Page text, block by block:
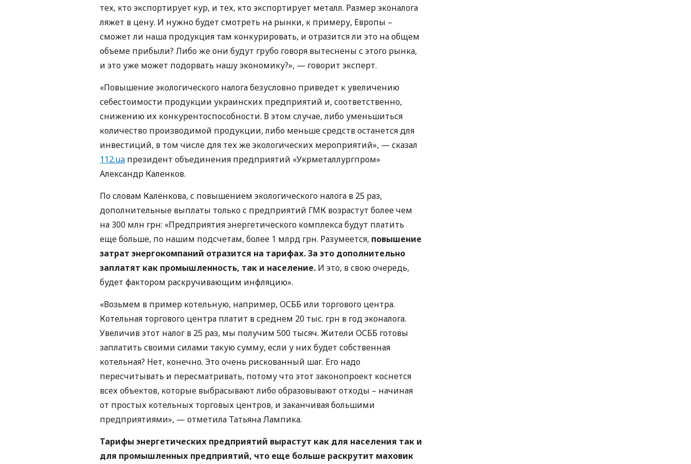
тех, кто экспортирует кур, и тех, кто экспортирует металл. Размер эконалога
ляжет в цену. И нужно будет смотреть на рынки, к примеру, Европы –
сможет ли наша продукция там конкурировать, и отразится ли это на общем
объеме прибыли? Либо же они будут грубо говоря вытеснены с этого рынка,
и это уже может подорвать нашу экономику?», — говорит эксперт.
«Повышение экологического налога безусловно приведет к увеличению
себестоимости продукции украинских предприятий и, соответственно,
снижению их конкурентоспособности. В этом случае, либо уменьшиться
количество производимой продукции, либо меньше средств останется для
инвестиций, в том числе для тех же экологических мероприятий», — сказал
112.ua президент объединения предприятий «Укрметаллургпром»
Александр Каленков.
По словам Каленкова, с повышением экологического налога в 25 раз,
дополнительные выплаты только с предприятий ГМК возрастут более чем
на 300 млн грн: «Предприятия энергетического комплекса будут платить
еще больше, по нашим подсчетам, более 1 млрд грн. Разумеется, повышение
затрат энергокомпаний отразится на тарифах. За это дополнительно
заплатят как промышленность, так и население. И это, в свою очередь,
будет фактором раскручивающим инфляцию».
«Возьмем в пример котельную, например, ОСББ или торгового центра.
Котельная торгового центра платит в среднем 20 тыс. грн в год эконалога.
Увеличив этот налог в 25 раз, мы получим 500 тысяч. Жители ОСББ готовы
заплатить своими силами такую сумму, если у них будет собственная
котельная? Нет, конечно. Это очень рискованный шаг. Его надо
пересчитывать и пересматривать, потому что этот законопроект коснется
всех объектов, которые выбрасывают либо образовывают отходы – начиная
от простых котельных торговых центров, и заканчивая большими
предприятиями», — отметила Татьяна Лампика.
Тарифы энергетических предприятий вырастут как для населения так и
для промышленных предприятий, что еще больше раскрутит маховик